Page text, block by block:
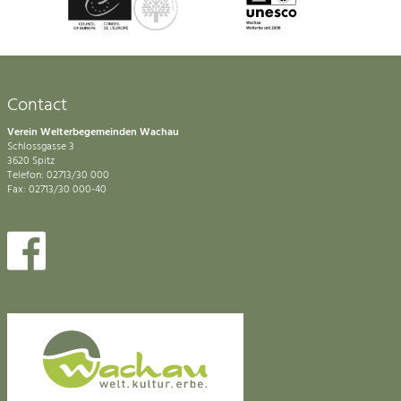
Contact
Verein Welterbegemeinden Wachau
Schlossgasse 3
3620 Spitz
Telefon: 02713/30 000
Fax: 02713/30 000-40